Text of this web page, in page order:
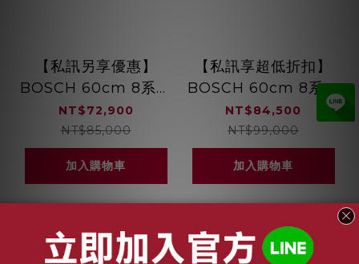
【私訊另享優惠】
BOSCH 60cm 8系列
獨立式洗碗機 沸石烘
乾 8段洗程
SMS8ZCI00X
NT$72,900
NT$85,000
加入購物車
【私訊享超低折扣】
BOSCH 60cm 8系列
全嵌式洗碗機 沸石烘
乾 靜音洗程
SMV8ZCX00X
NT$84,500
NT$99,000
加入購物車